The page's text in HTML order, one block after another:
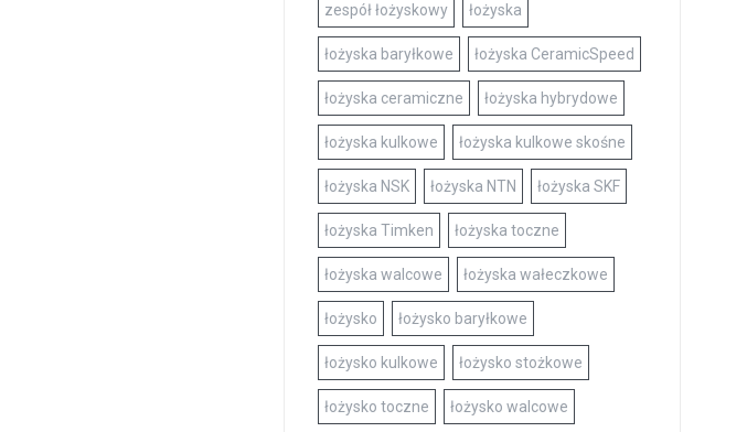
zespół łożyskowy łożyska
łożyska baryłkowe łożyska CeramicSpeed
łożyska ceramiczne łożyska hybrydowe
łożyska kulkowe łożyska kulkowe skośne
łożyska NSK łożyska NTN łożyska SKF
łożyska Timken łożyska toczne
łożyska walcowe łożyska wałeczkowe
łożysko łożysko baryłkowe
łożysko kulkowe łożysko stożkowe
łożysko toczne łożysko walcowe